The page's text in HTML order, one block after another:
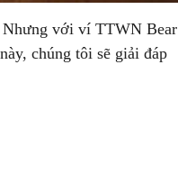
Nhưng với ví TTWN Bear
chúng tôi sẽ giải đáp